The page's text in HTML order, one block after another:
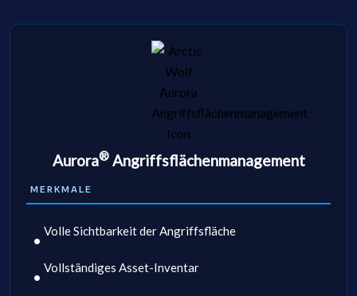
Aurora®Angriffsflächenmanagement
MERKMALE
Volle Sichtbarkeit der Angriffsfläche
Vollständiges Asset-Inventar